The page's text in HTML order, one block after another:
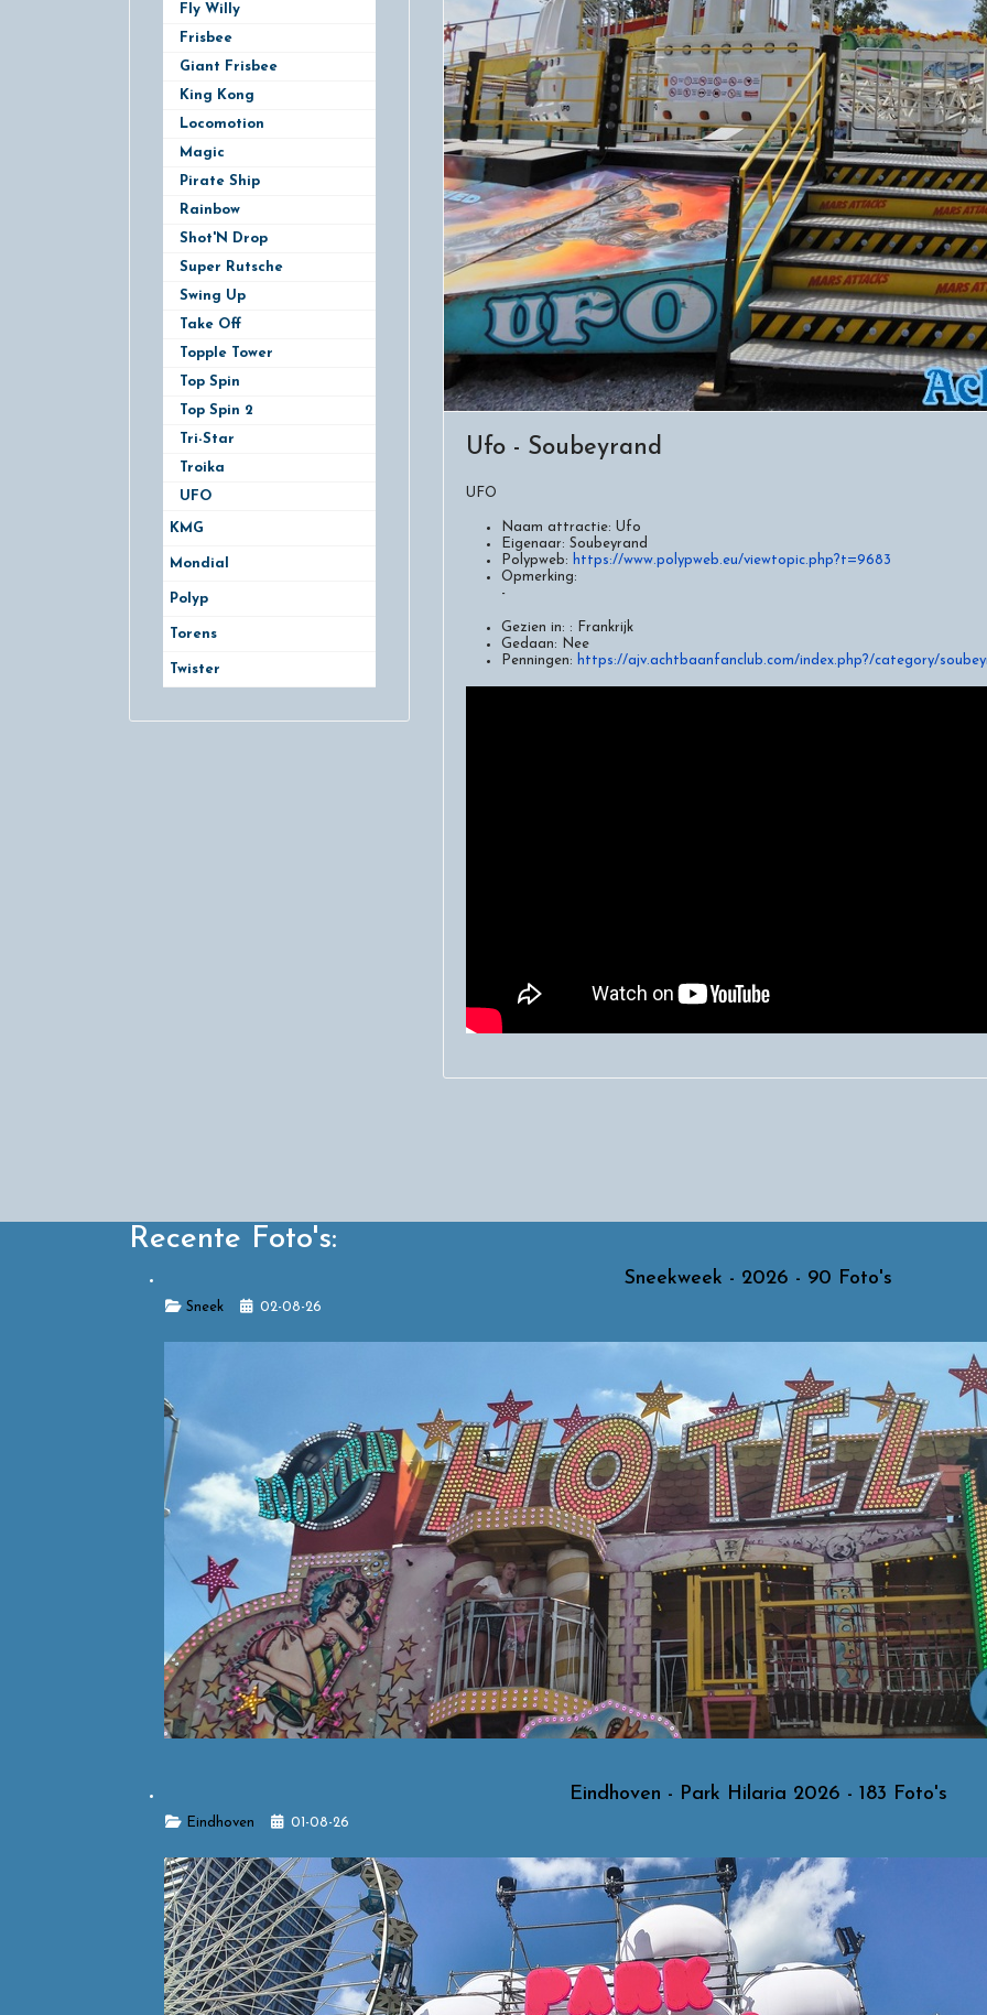
Fly Willy
Frisbee
Giant Frisbee
King Kong
Locomotion
Magic
Pirate Ship
Rainbow
Shot'N Drop
Super Rutsche
Swing Up
Take Off
Topple Tower
Top Spin
Top Spin 2
Tri-Star
Troika
UFO
KMG
Mondial
Polyp
Torens
Twister
Ufo - Soubeyrand
UFO
Naam attractie: Ufo
Eigenaar: Soubeyrand
Polypweb: https://www.polypweb.eu/viewtopic.php?t=9683
Opmerking:
-
Gezien in: :
Frankrijk
Gedaan:
Nee
Penningen: https://ajv.achtbaanfanclub.com/index.php?/category/
Recente Foto's:
Sneekweek - 2026 - 90 Foto's
Details
Sneek 02-08-26
Eindhoven - Park Hilaria 2026 - 183 Foto's
DetailsEindhoven 01-08-26